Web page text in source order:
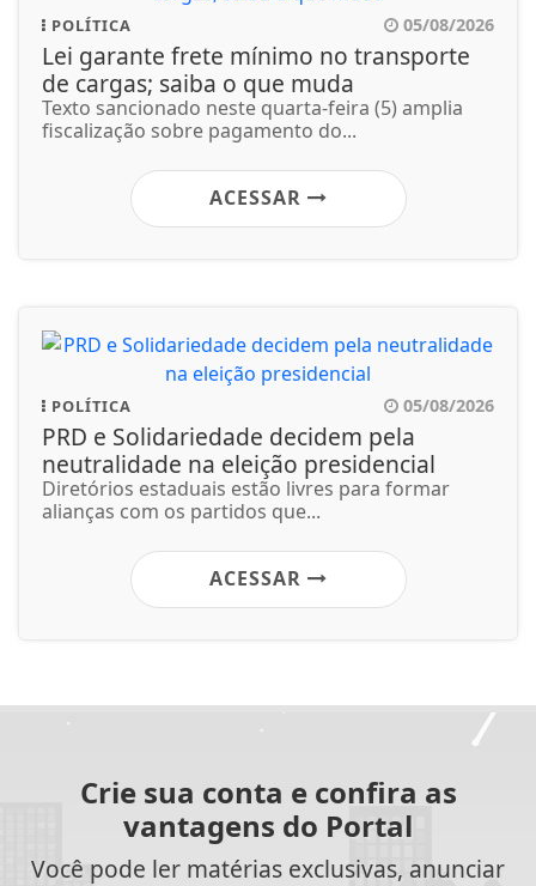
POLÍTICA 05/08/2026
Lei garante frete mínimo no transporte
de cargas; saiba o que muda
Texto sancionado neste quarta-feira (5) amplia
fiscalização sobre pagamento do...
ACESSAR
POLÍTICA 05/08/2026
PRD e Solidariedade decidem pela
neutralidade na eleição presidencial
Diretórios estaduais estão livres para formar
alianças com os partidos que...
ACESSAR
Crie sua conta e confira as
vantagens do Portal
Você pode ler matérias exclusivas, anunciar